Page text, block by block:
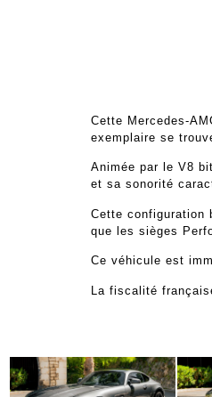
Cette Mercedes-
exemplaire se
Animée par le V8
et sa sonorité
Cette configuration
que les sièges
Ce véhicule est
La fiscalité